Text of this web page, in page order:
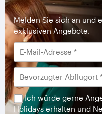
Melden Sie sich an und
exklusiven Angebote.
Ich würde gerne
Holidays erhalten und